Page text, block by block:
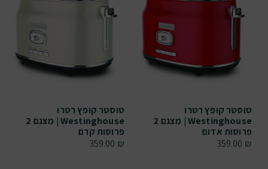
טוסטר קופץ רטרו
Westinghouse | מצנם 2
פרוסות אדום
359.00 ₪
טוסטר קופץ רטרו
Westinghouse | מצנם 2
פרוסות קרם
359.00 ₪